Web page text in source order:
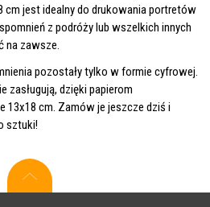
cm jest idealny do drukowania portretów
z podróży lub wszelkich innych
na zawsze.
pozostały tylko w formie cyfrowej.
zasługują, dzięki papierom
13x18 cm. Zamów je jeszcze dziś i
sztuki!